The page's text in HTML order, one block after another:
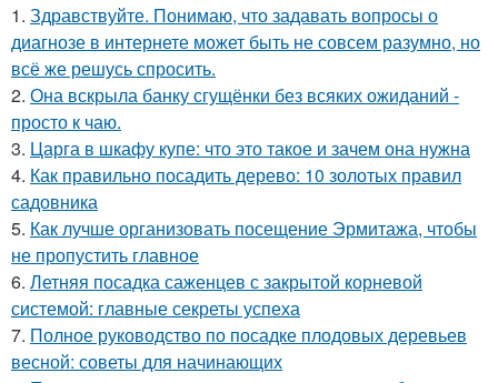
1. Здравствуйте. Понимаю, что задавать вопросы о
диагнозе в интернете может быть не совсем разумно, но
всё же решусь спросить.
2. Она вскрыла банку сгущёнки без всяких ожиданий -
просто к чаю.
3. Царга в шкафу купе: что это такое и зачем она нужна
4. Как правильно посадить дерево: 10 золотых правил
садовника
5. Как лучше организовать посещение Эрмитажа, чтобы
не пропустить главное
6. Летняя посадка саженцев с закрытой корневой
системой: главные секреты успеха
7. Полное руководство по посадке плодовых деревьев
весной: советы для начинающих